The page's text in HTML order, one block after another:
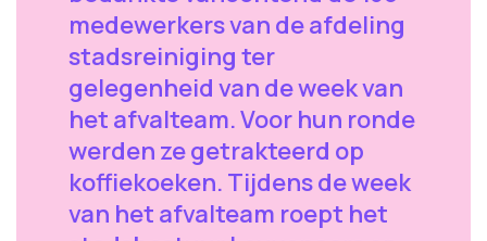
medewerkers van de afdeling
stadsreiniging ter
gelegenheid van de week van
het afvalteam. Voor hun ronde
werden ze getrakteerd op
koffiekoeken. Tijdens de week
van het afvalteam roept het